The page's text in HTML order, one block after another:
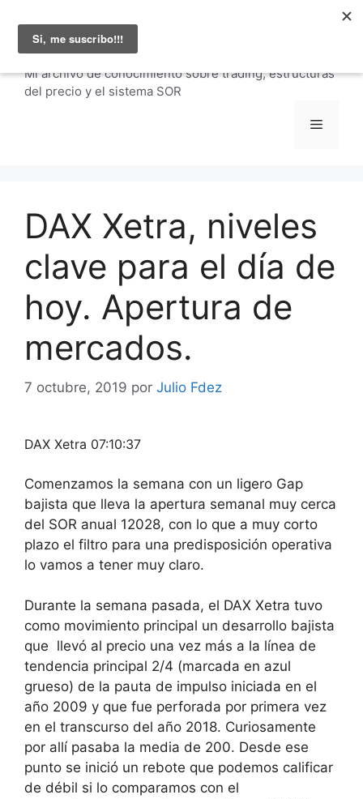
contenido
Julio Fernández |
carteraglobal.com
Mi archivo de conocimiento sobre trading, estructuras
del precio y el sistema SOR
Menú
DAX Xetra, niveles
clave para el día de
hoy. Apertura de
mercados.
7 octubre, 2019 por Julio Fdez
DAX Xetra 07:10:37
Comenzamos la semana con un ligero Gap
bajista que lleva la apertura semanal muy cerca
del SOR anual 12028, con lo que a muy corto
plazo el filtro para una predisposición operativa
lo vamos a tener muy claro.
Durante la semana pasada, el DAX Xetra tuvo
como movimiento principal un desarrollo bajista
que llevó al precio una vez más a la línea de
tendencia principal 2/4 (marcada en azul
grueso) de la pauta de impulso iniciada en el
año 2009 y que fue perforada por primera vez
en el transcurso del año 2018. Curiosamente
por allí pasaba la media de 200. Desde ese
punto se inició un rebote que podemos calificar
de débil si lo comparamos con el